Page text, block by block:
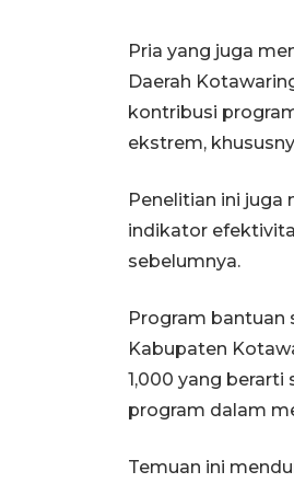
Pria yang juga
Daerah
kontribusi
ekstrem,
Penelitian ini juga
indikator
sebelumnya.
Program bantuan
Kabupaten
1,000 yang
program dalam
Temuan ini